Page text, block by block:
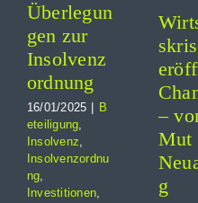
Überlegun
gen zur
Insolvenz
ordnung
16/01/2025
B
eteiligung,
Insolvenz,
Insolvenzordnu
ng,
Investitionen,
generation
Zukunft
–
Mut
g